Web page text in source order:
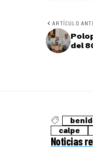
ARTÍCULO
del
calpe
Noticias